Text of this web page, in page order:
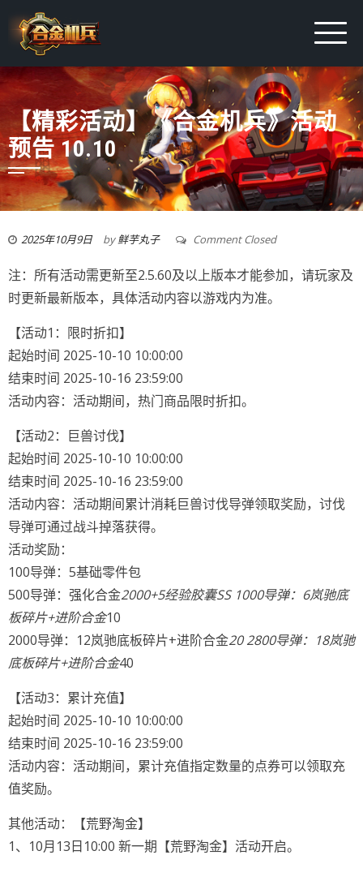
【精彩活动】《合金机兵》活动
预告 10.10
2025年10月9日 by鲜芋丸子 Comment Closed
注：所有活动需更新至2.5.60及以上版本才能参加，请玩家及
时更新最新版本，具体活动内容以游戏内为准。
【活动1：限时折扣】
起始时间 2025-10-10 10:00:00
结束时间 2025-10-16 23:59:00
活动内容：活动期间，热门商品限时折扣。
【活动2：巨兽讨伐】
起始时间 2025-10-10 10:00:00
结束时间 2025-10-16 23:59:00
活动内容：活动期间累计消耗巨兽讨伐导弹领取奖励，讨伐
导弹可通过战斗掉落获得。
活动奖励：
100导弹：5基础零件包
500导弹：强化合金2000+5经验胶囊SS 1000导弹：6岚驰底
板碎片+进阶合金10
2000导弹：12岚驰底板碎片+进阶合金20 2800导弹：18岚驰
底板碎片+进阶合金40
【活动3：累计充值】
起始时间 2025-10-10 10:00:00
结束时间 2025-10-16 23:59:00
活动内容：活动期间，累计充值指定数量的点券可以领取充
值奖励。
其他活动：【荒野淘金】
1、10月13日10:00 新一期【荒野淘金】活动开启。